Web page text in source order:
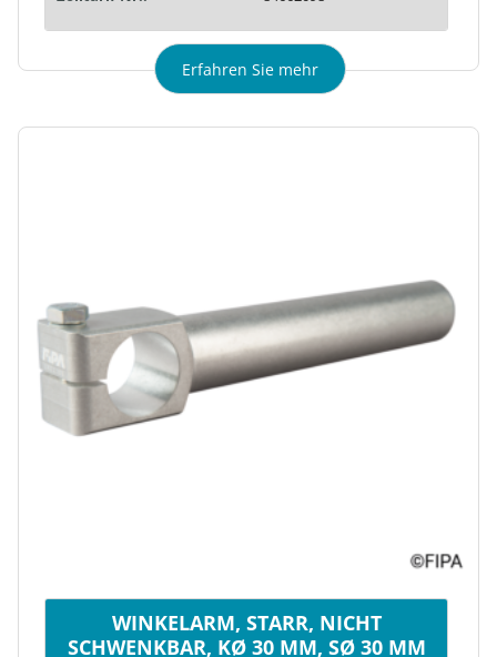
Erfahren Sie mehr
WINKELARM, STARR, NICHT
SCHWENKBAR, KØ 30 MM, SØ 30 MM